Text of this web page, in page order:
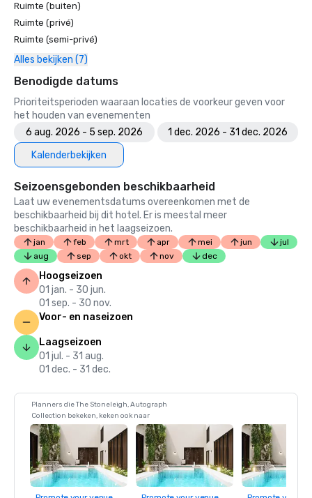
Ruimte (buiten)
Ruimte (privé)
Ruimte (semi-privé)
Alles bekijken (7)
Benodigde datums
Prioriteitsperioden waaraan locaties de voorkeur geven voor
het houden van evenementen
6 aug. 2026 - 5 sep. 2026
1 dec. 2026 - 31 dec. 2026
Kalenderbekijken
Seizoensgebonden beschikbaarheid
Laat uw evenementsdatums overeenkomen met de
beschikbaarheid bij dit hotel. Er is meestal meer
beschikbaarheid in het laagseizoen.
jan feb mrt apr mei jun
jul
aug
sep okt nov dec
Hoogseizoen
01 jan. - 30 jun.
01 sep. - 30 nov.
Voor- en naseizoen
Laagseizoen
01 jul. - 31 aug.
01 dec. - 31 dec.
Planners die The Stoneleigh, Autograph
Collection bekeken, keken ook naar